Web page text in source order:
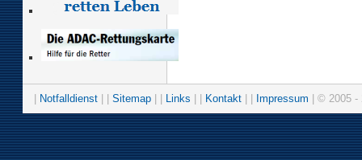
Notfalldienst Sitemap Links Kontakt Impressum | © 2005 -